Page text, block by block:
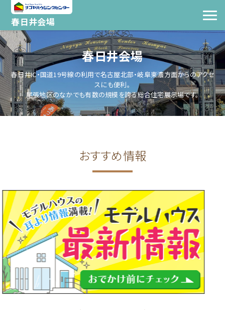
春日井会場
春日井会場
春日井IC・国道19号線の利用で名古屋北部・岐阜東濃方面からのアクセ
スにも便利。
尾張地区のなかでも有数の規模を誇る総合住宅展示場です。
おすすめ情報